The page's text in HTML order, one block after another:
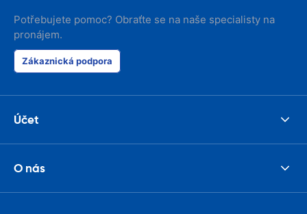
Potřebujete pomoc? Obraťte se na naše specialisty na
pronájem.
Zákaznická podpora
Účet
O nás